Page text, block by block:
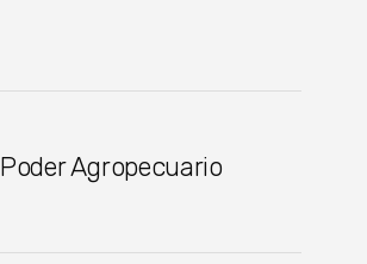
Poder Agropecuario